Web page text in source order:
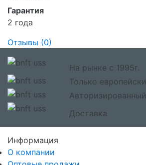
Гарантия
2 года
Отзывы (0)
На рынке с 1995г.
Только
Доставка
Информация
О компании